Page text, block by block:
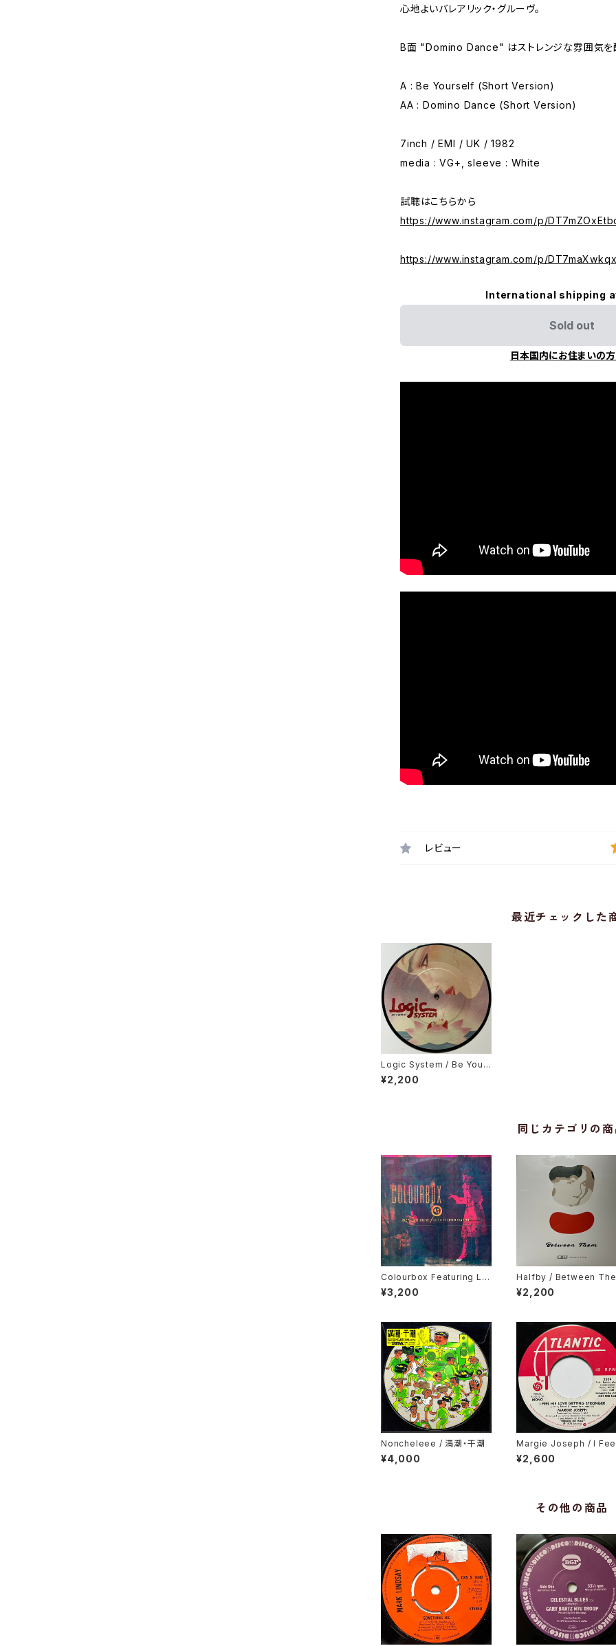
心地よいバレアリック・グルーヴ。
B面 "Domino Dance" はストレンジな雰囲気を醸
A : Be Yourself (Short Version)
AA : Domino Dance (Short Version)
7inch / EMI / UK / 1982
media : VG+, sleeve : White
試聴はこちらから
https://www.instagram.com/p/
https://www.instagram.com/p/
International shipping
Sold out
日本国内にお住まいの
レビュー
最近チェックした
Logic System / Be Your
self, Domino Dance
¥2,200
同じカテゴリの商
Colourbox Featuring Lor
ita Grahame / Baby I Lov
e You So
¥3,200
Halfby / Between
¥2,200
Noncheleee / 満潮・干潮
¥4,000
Margie Joseph / I
His Love Getting
er
¥2,600
その他の商品